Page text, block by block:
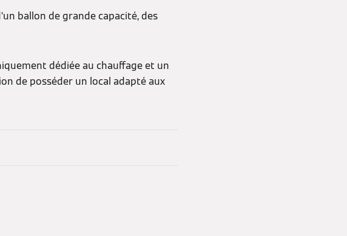
ballon de grande capacité, des
dédiée au chauffage et un
de posséder un local adapté aux